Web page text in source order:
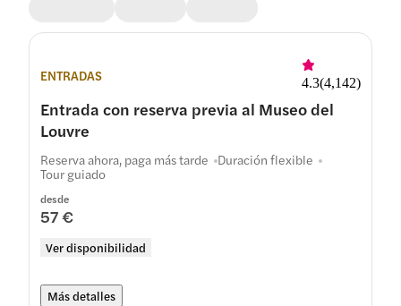
ENTRADAS 4.3(4,142)
Entrada con reserva previa al Museo del
Louvre
desde
57 €
Ver disponibilidad
Reserva ahora, paga más tarde Duración flexible
Tour guiado
Más detalles